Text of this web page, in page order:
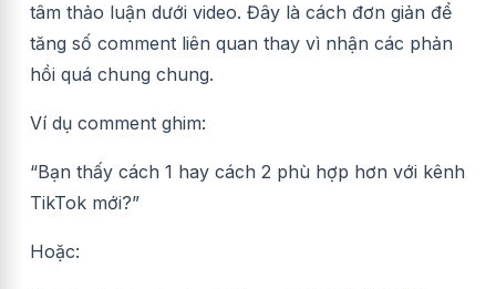
tâm thảo luận dưới video. Đây là cách đơn giản để
tăng số comment liên quan thay vì nhận các phản
hồi quá chung chung.
Ví dụ comment ghim:
“Bạn thấy cách 1 hay cách 2 phù hợp hơn với kênh
TikTok mới?”
Hoặc: